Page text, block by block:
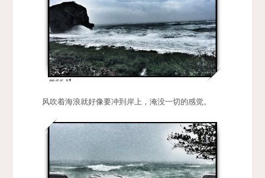
风吹着海浪就好像要冲到岸上，淹没一切的感觉。